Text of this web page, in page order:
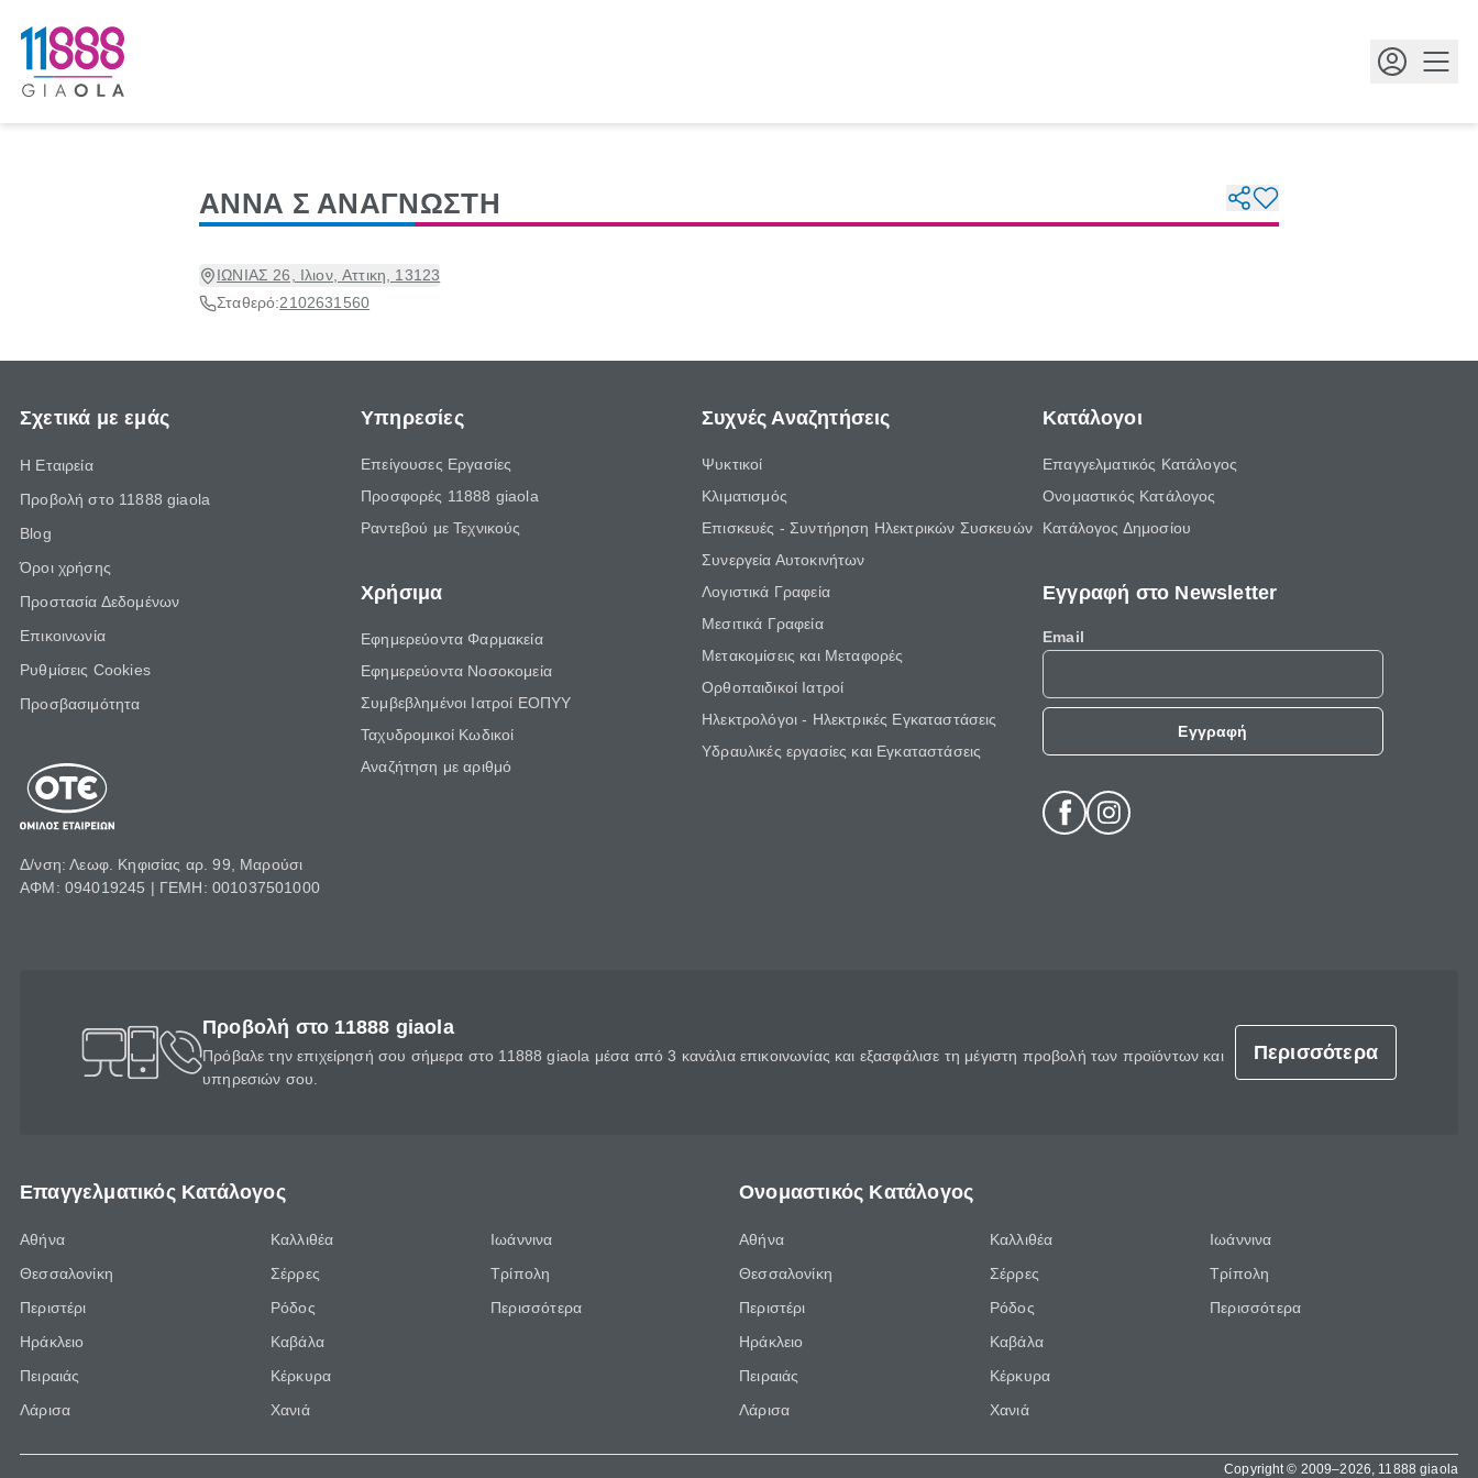
ΑΝΝΑ Σ ΑΝΑΓΝΩΣΤΗ
ΙΩΝΙΑΣ 26, Ιλιον, Αττικη, 13123
Σταθερό:2102631560
Σχετικά με εμάς
Η Εταιρεία
Προβολή στο 11888 giaola
Blog
Όροι χρήσης
Προστασία Δεδομένων
Επικοινωνία
Ρυθμίσεις Cookies
Προσβασιμότητα
Δ/νση: Λεωφ. Κηφισίας αρ. 99, Μαρούσι
ΑΦΜ: 094019245 | ΓΕΜΗ: 001037501000
Υπηρεσίες
Επείγουσες Εργασίες
Προσφορές 11888 giaola
Ραντεβού με Τεχνικούς
Χρήσιμα
Εφημερεύοντα Φαρμακεία
Εφημερεύοντα Νοσοκομεία
Συμβεβλημένοι Ιατροί ΕΟΠΥΥ
Ταχυδρομικοί Κωδικοί
Αναζήτηση με αριθμό
Συχνές Αναζητήσεις
Ψυκτικοί
Κλιματισμός
Επισκευές - Συντήρηση Ηλεκτρικών Συσκευών
Συνεργεία Αυτοκινήτων
Λογιστικά Γραφεία
Μεσιτικά Γραφεία
Μετακομίσεις και Μεταφορές
Ορθοπαιδικοί Ιατροί
Ηλεκτρολόγοι - Ηλεκτρικές Εγκαταστάσεις
Υδραυλικές εργασίες και Εγκαταστάσεις
Κατάλογοι
Επαγγελματικός Κατάλογος
Ονομαστικός Κατάλογος
Κατάλογος Δημοσίου
Εγγραφή στο Newsletter
Email
Εγγραφή
Προβολή στο 11888 giaola
Πρόβαλε την επιχείρησή σου σήμερα στο 11888 giaola μέσα από 3 κανάλια επικοινωνίας και εξασφάλισε τη μέγιστη προβολή των προϊόντων και
υπηρεσιών σου.
Περισσότερα
Επαγγελματικός Κατάλογος
Αθήνα
Θεσσαλονίκη
Περιστέρι
Ηράκλειο
Πειραιάς
Λάρισα
Καλλιθέα
Σέρρες
Ρόδος
Καβάλα
Κέρκυρα
Χανιά
Ιωάννινα
Τρίπολη
Περισσότερα
Ονομαστικός Κατάλογος
Αθήνα
Θεσσαλονίκη
Περιστέρι
Ηράκλειο
Πειραιάς
Λάρισα
Καλλιθέα
Σέρρες
Ρόδος
Καβάλα
Κέρκυρα
Χανιά
Ιωάννινα
Τρίπολη
Περισσότερα
Copyright © 2009–2026, 11888 giaola